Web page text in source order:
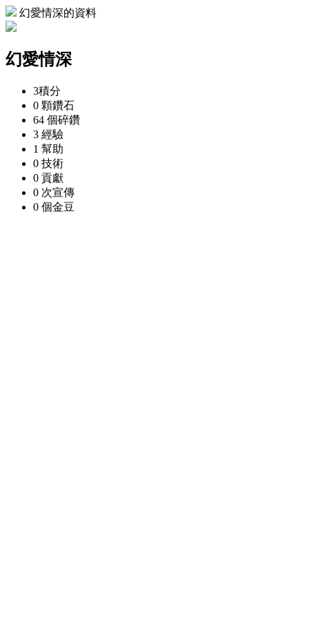
幻愛情深的資料
幻愛情深
3積分
0 顆鑽石
64 個碎鑽
3 經驗
1 幫助
0 技術
0 貢獻
0 次宣傳
0 個金豆